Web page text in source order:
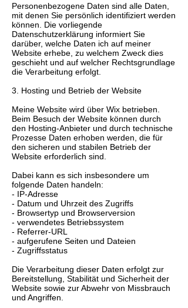
Personenbezogene Daten sind alle Daten,
mit denen Sie persönlich identifiziert werden
können. Die vorliegende
Datenschutzerklärung informiert Sie
darüber, welche Daten ich auf meiner
Website erhebe, zu welchem Zweck dies
geschieht und auf welcher Rechtsgrundlage
die Verarbeitung erfolgt.
3. Hosting und Betrieb der Website
Meine Website wird über Wix betrieben.
Beim Besuch der Website können durch
den Hosting-Anbieter und durch technische
Prozesse Daten erhoben werden, die für
den sicheren und stabilen Betrieb der
Website erforderlich sind.
Dabei kann es sich insbesondere um
folgende Daten handeln:
- IP-Adresse
- Datum und Uhrzeit des Zugriffs
- Browsertyp und Browserversion
- verwendetes Betriebssystem
- Referrer-URL
- aufgerufene Seiten und Dateien
- Zugriffsstatus
Die Verarbeitung dieser Daten erfolgt zur
Bereitstellung, Stabilität und Sicherheit der
Website sowie zur Abwehr von Missbrauch
und Angriffen.